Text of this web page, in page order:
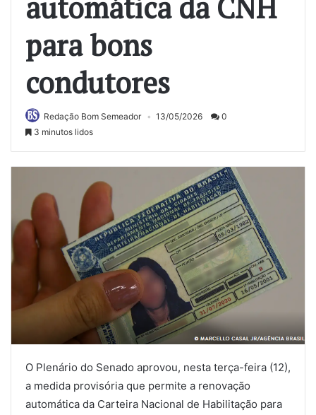
para bons
condutores
Redação Bom Semeador 13/05/2026
0
3 minutos lidos
O Plenário do Senado aprovou, nesta terça-feira (12),
a medida provisória que permite a renovação
automática da Carteira Nacional de Habilitação para